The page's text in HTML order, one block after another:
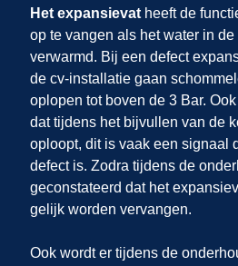
Het expansievatheeft de
op te vangen als het water in
verwarmd. Bij een defect
de cv-installatie gaan
oplopen tot boven de 3 Bar.
dat tijdens het bijvullen van de
oploopt, dit is vaak een signaal
defect is. Zodra tijdens de
geconstateerd dat het
gelijk worden vervangen.
Ook wordt er tijdens de